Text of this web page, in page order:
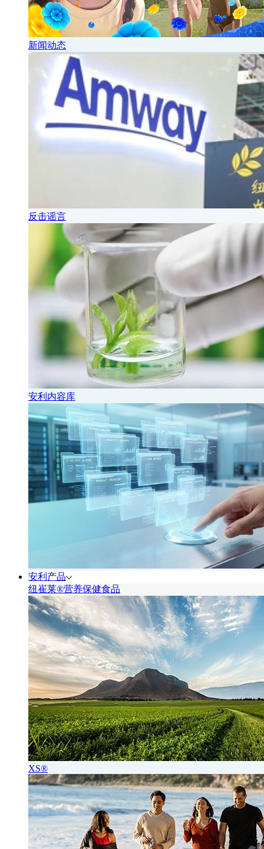
新闻动态
反击谣言
安利内容库
安利产品
纽崔莱®营养保健食品
XS®